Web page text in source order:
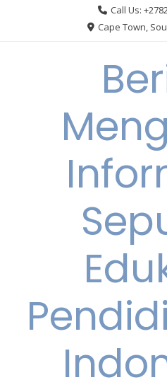
Call Us:
Cape Town,